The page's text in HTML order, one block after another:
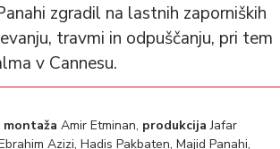
zgradil na lastnih zaporniških
travmi in odpuščanju, pri tem
v Cannesu.
montaža Amir Etminan, produkcija Jafar
Azizi, Hadis Pakbaten, Majid Panahi,